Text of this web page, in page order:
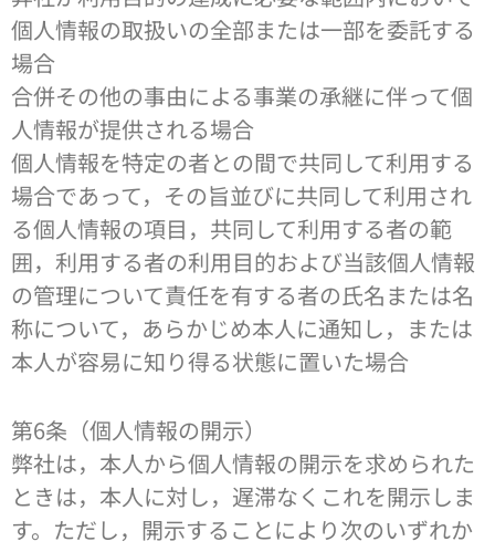
個人情報の取扱いの全部または一部を委託する
場合
合併その他の事由による事業の承継に伴って個
人情報が提供される場合
個人情報を特定の者との間で共同して利用する
場合であって，その旨並びに共同して利用され
る個人情報の項目，共同して利用する者の範
囲，利用する者の利用目的および当該個人情報
の管理について責任を有する者の氏名または名
称について，あらかじめ本人に通知し，または
本人が容易に知り得る状態に置いた場合
第6条（個人情報の開示）
弊社は，本人から個人情報の開示を求められた
ときは，本人に対し，遅滞なくこれを開示しま
す。ただし，開示することにより次のいずれか